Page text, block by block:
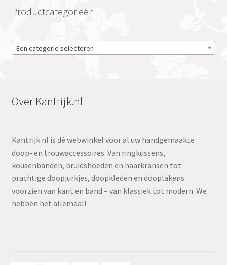
Productcategorieën
Een categorie selecteren
Over Kantrijk.nl
Kantrijk.nl is dé webwinkel voor al uw handgemaakte
doop- en trouwaccessoires. Van ringkussens,
kousenbanden, bruidshoeden en haarkransen tot
prachtige doopjurkjes, doopkleden en dooplakens
voorzien van kant en band – van klassiek tot modern. We
hebben het allemaal!